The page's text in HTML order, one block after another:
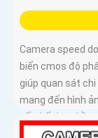
Camera speed
biến cmos độ
giúp quan sát
mang đến hình
yếu, kết hợp